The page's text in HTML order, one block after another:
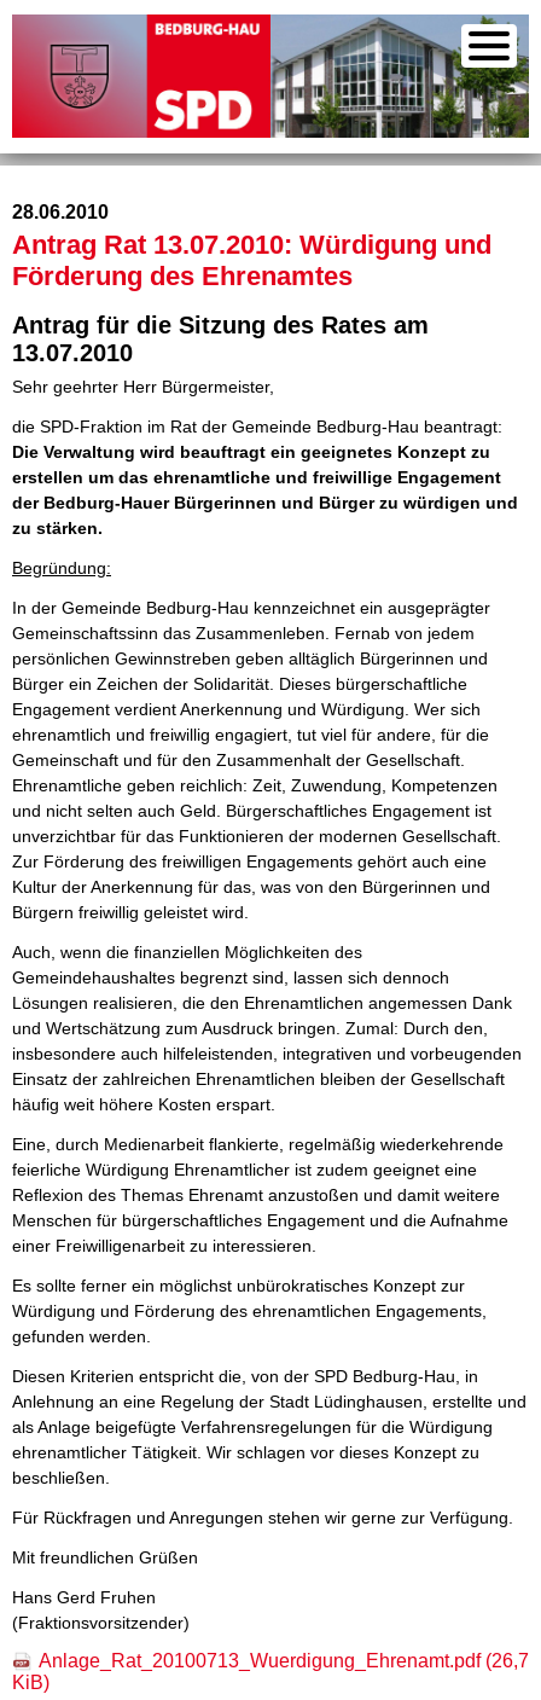
28.06.2010
Antrag Rat 13.07.2010: Würdigung und
Förderung des Ehrenamtes
Antrag für die Sitzung des Rates am
13.07.2010
Sehr geehrter Herr Bürgermeister,
die SPD-Fraktion im Rat der Gemeinde Bedburg-Hau beantragt:
Die Verwaltung wird beauftragt ein geeignetes Konzept zu
erstellen um das ehrenamtliche und freiwillige Engagement
der Bedburg-Hauer Bürgerinnen und Bürger zu würdigen und
zu stärken.
Begründung:
In der Gemeinde Bedburg-Hau kennzeichnet ein ausgeprägter
Gemeinschaftssinn das Zusammenleben. Fernab von jedem
persönlichen Gewinnstreben geben alltäglich Bürgerinnen und
Bürger ein Zeichen der Solidarität. Dieses bürgerschaftliche
Engagement verdient Anerkennung und Würdigung. Wer sich
ehrenamtlich und freiwillig engagiert, tut viel für andere, für die
Gemeinschaft und für den Zusammenhalt der Gesellschaft.
Ehrenamtliche geben reichlich: Zeit, Zuwendung, Kompetenzen
und nicht selten auch Geld. Bürgerschaftliches Engagement ist
unverzichtbar für das Funktionieren der modernen Gesellschaft.
Zur Förderung des freiwilligen Engagements gehört auch eine
Kultur der Anerkennung für das, was von den Bürgerinnen und
Bürgern freiwillig geleistet wird.
Auch, wenn die finanziellen Möglichkeiten des
Gemeindehaushaltes begrenzt sind, lassen sich dennoch
Lösungen realisieren, die den Ehrenamtlichen angemessen Dank
und Wertschätzung zum Ausdruck bringen. Zumal: Durch den,
insbesondere auch hilfeleistenden, integrativen und vorbeugenden
Einsatz der zahlreichen Ehrenamtlichen bleiben der Gesellschaft
häufig weit höhere Kosten erspart.
Eine, durch Medienarbeit flankierte, regelmäßig wiederkehrende
feierliche Würdigung Ehrenamtlicher ist zudem geeignet eine
Reflexion des Themas Ehrenamt anzustoßen und damit weitere
Menschen für bürgerschaftliches Engagement und die Aufnahme
einer Freiwilligenarbeit zu interessieren.
Es sollte ferner ein möglichst unbürokratisches Konzept zur
Würdigung und Förderung des ehrenamtlichen Engagements,
gefunden werden.
Diesen Kriterien entspricht die, von der SPD Bedburg-Hau, in
Anlehnung an eine Regelung der Stadt Lüdinghausen, erstellte und
als Anlage beigefügte Verfahrensregelungen für die Würdigung
ehrenamtlicher Tätigkeit. Wir schlagen vor dieses Konzept zu
beschließen.
Für Rückfragen und Anregungen stehen wir gerne zur Verfügung.
Mit freundlichen Grüßen
Hans Gerd Fruhen
(Fraktionsvorsitzender)
Anlage_Rat_20100713_Wuerdigung_Ehrenamt.pdf (26,7
KiB)